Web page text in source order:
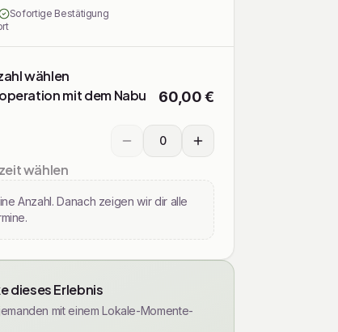
Sofortige Bestätigung
wählen
mit dem Nabu
60,00 €
0
Wählen Sie die gewünschte Menge
wählen
Anzahl. Danach zeigen wir dir alle
dieses Erlebnis
mit einem Lokale-Momente-